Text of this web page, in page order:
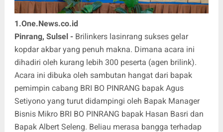
1.One.News.co.id
Pinrang, Sulsel - Brilinkers lasinrang sukses gelar
kopdar akbar yang penuh makna. Dimana acara ini
dihadiri oleh kurang lebih 300 peserta (agen brilink).
Acara ini dibuka oleh sambutan hangat dari bapak
pemimpin cabang BRI BO PINRANG bapak Agus
Setiyono yang turut didampingi oleh Bapak Manager
Bisnis Mikro BRI BO PINRANG bapak Hasan Basri dan
Bapak Albert Seleng. Beliau merasa bangga terhadap